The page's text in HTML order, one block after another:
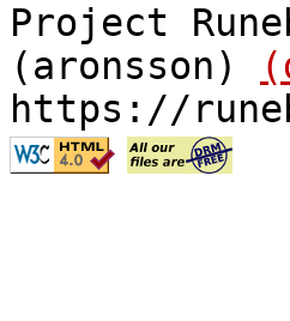
Project
(aronsson)
https://